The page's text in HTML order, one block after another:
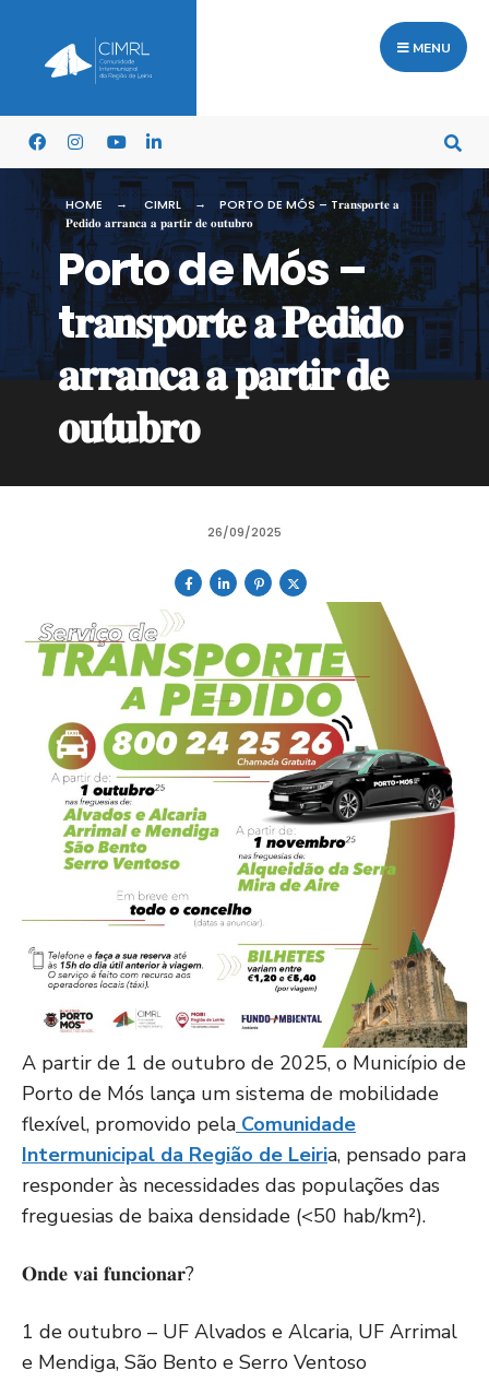
MENU
HOME CIMRL
PORTO DE MÓS – T𝐫𝐚𝐧𝐬𝐩𝐨𝐫𝐭𝐞 𝐚
𝐏𝐞𝐝𝐢𝐝𝐨 𝐚𝐫𝐫𝐚𝐧𝐜𝐚 𝐚 𝐩𝐚𝐫𝐭𝐢𝐫 𝐝𝐞 𝐨𝐮𝐭𝐮𝐛𝐫𝐨
Porto de Mós –
t𝐫𝐚𝐧𝐬𝐩𝐨𝐫𝐭𝐞 𝐚 𝐏𝐞𝐝𝐢𝐝𝐨
𝐚𝐫𝐫𝐚𝐧𝐜𝐚 𝐚 𝐩𝐚𝐫𝐭𝐢𝐫 𝐝𝐞
𝐨𝐮𝐭𝐮𝐛𝐫𝐨
26/09/2025
A partir de 1 de outubro de 2025, o Município de
Porto de Mós lança um sistema de mobilidade
flexível, promovido pela Comunidade
Intermunicipal da Região de Leiria, pensado para
responder às necessidades das populações das
freguesias de baixa densidade (<50 hab/km²).
𝐎𝐧𝐝𝐞 𝐯𝐚𝐢 𝐟𝐮𝐧𝐜𝐢𝐨𝐧𝐚𝐫?
1 de outubro – UF Alvados e Alcaria, UF Arrimal
e Mendiga, São Bento e Serro Ventoso